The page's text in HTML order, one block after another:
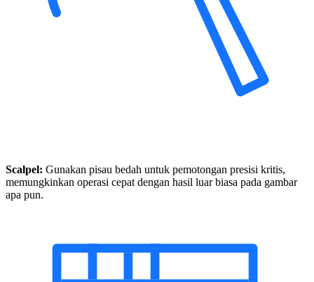
Scalpel: Gunakan pisau bedah untuk pemotongan presisi kritis,
memungkinkan operasi cepat dengan hasil luar biasa pada gambar
apa pun.